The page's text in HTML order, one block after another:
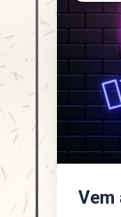
Vem